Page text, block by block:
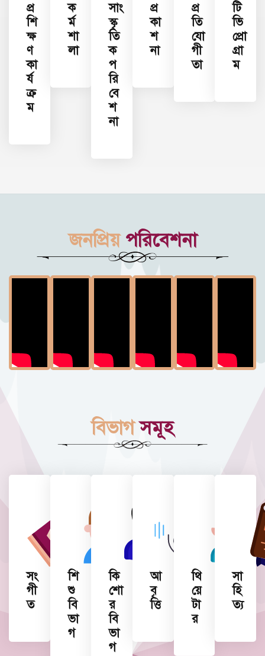
প্র
শি
ক্ষ
ণ
কা
র্য
ক্র
ম
ক
র্ম
শা
লা
সাং
স্কৃ
তি
ক
প
রি
বে
শ
না
প্র
কা
শ
না
প্র
তি
যো
গী
তা
টি
ভি
প্রো
গ্রা
ম
জনপ্রিয় পরিবেশনা
বিভাগ সমূহ
সং
গী
ত
শি
শু
বি
ভা
গ
কি
শো
র
বি
ভা
গ
আ
বৃ
ত্তি
থি
য়ে
টা
র
সা
হি
ত্য